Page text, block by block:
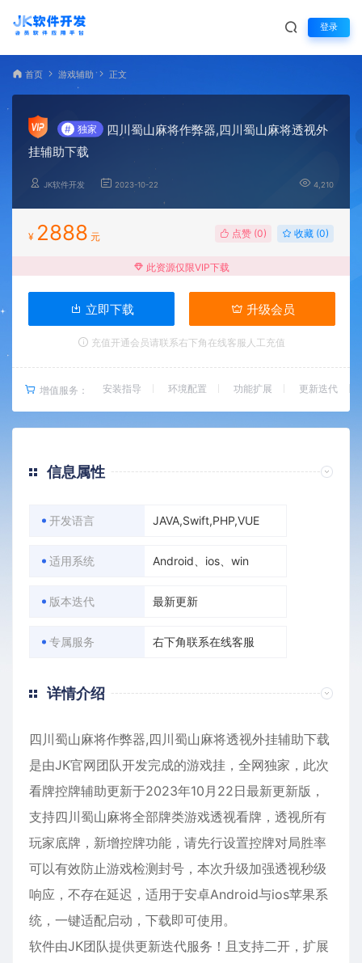
登录
首页 游戏辅助 正文
# 独家
四川蜀山麻将作弊器,四川蜀山麻将透视外
挂辅助下载
JK软件开发 2023-10-22 4,210
¥ 2888 元 点赞 (0) 收藏 (0)
此资源仅限VIP下载
立即下载 升级会员
充值开通会员请联系右下角在线客服人工充值
增值服务： 安装指导 环境配置 功能扩展 更新迭代
信息属性
开发语言 JAVA,Swift,PHP,VUE
适用系统 Android、ios、win
版本迭代 最新更新
专属服务 右下角联系在线客服
详情介绍
四川蜀山麻将作弊器,四川蜀山麻将透视外挂辅助下载
是由JK官网团队开发完成的游戏挂，全网独家，此次
看牌控牌辅助更新于2023年10月22日最新更新版，
支持四川蜀山麻将全部牌类游戏透视看牌，透视所有
玩家底牌，新增控牌功能，请先行设置控牌对局胜率
可以有效防止游戏检测封号，本次升级加强透视秒级
响应，不存在延迟，适用于安卓Android与ios苹果系
统，一键适配启动，下载即可使用。
软件由JK团队提供更新迭代服务！且支持二开，扩展